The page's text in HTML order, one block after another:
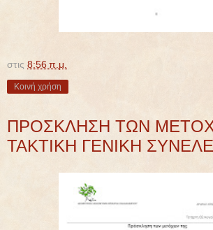
στις 8:56 π.μ.
Κοινή χρήση
ΠΡΟΣΚΛΗΣΗ ΤΩΝ
ΤΑΚΤΙΚΗ ΓΕΝΙΚΗ